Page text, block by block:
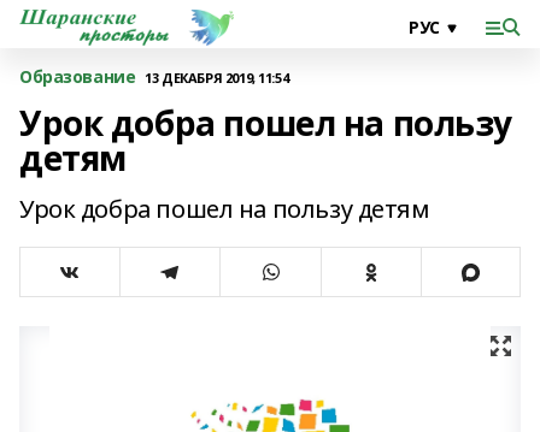
Образование 13 ДЕКАБРЯ 2019, 11:54
Урок добра пошел на пользу
детям
Урок добра пошел на пользу детям